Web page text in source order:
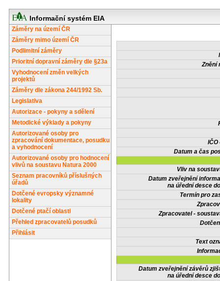
Informační systém EIA
Záměry na území ČR
Záměry mimo území ČR
Podlimitní záměry
Prioritní dopravní záměry dle §23a
Vyhodnocení změn velkých
projektů
Záměry dle zákona 244/1992 Sb.
Legislativa
Autorizace - pokyny a sdělení
Metodické výklady a pokyny
Autorizované osoby pro
zpracování dokumentace, posudku
a vyhodnocení
Autorizované osoby pro hodnocení
vlivů na soustavu Natura 2000
Seznam pracovníků příslušných
úřadů
Dotčené evropsky významné
lokality
Dotčené ptačí oblasti
Přehled zpracovatelů posudků
Přihlásit
Znění
IČO
Datum a čas
Vliv na
Datum zveřejnění
na úřední desce
Termín pro
Zpracovatel -
Text
Datum zveřejnění závěrů
na úřední desce